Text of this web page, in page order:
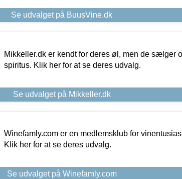
Se udvalget på BuusVine.dk
Mikkeller.dk er kendt for deres øl, men de sælger
spiritus. Klik her for at se deres udvalg.
Se udvalget på Mikkeller.dk
Winefamly.com er en medlemsklub for
Klik her for at se deres udvalg.
Se udvalget på Winefamly.com